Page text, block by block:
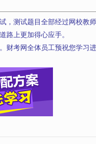
，测试题目全部经过网校教师
路上更加得心应手。
财考网全体员工预祝您学习进